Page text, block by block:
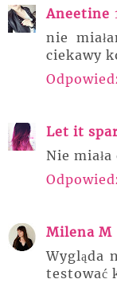
Aneetine
nie
ciekawy
Let it
Nie
Milena M
Wygląda
testować